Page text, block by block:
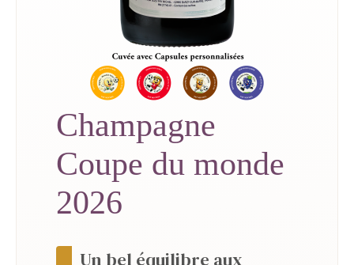
Champagne
Coupe du monde
2026
Un bel équilibre aux